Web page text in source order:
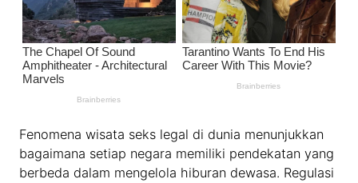
Fenomena wisata seks legal di dunia menunjukkan
bagaimana setiap negara memiliki pendekatan yang
berbeda dalam mengelola hiburan dewasa. Regulasi